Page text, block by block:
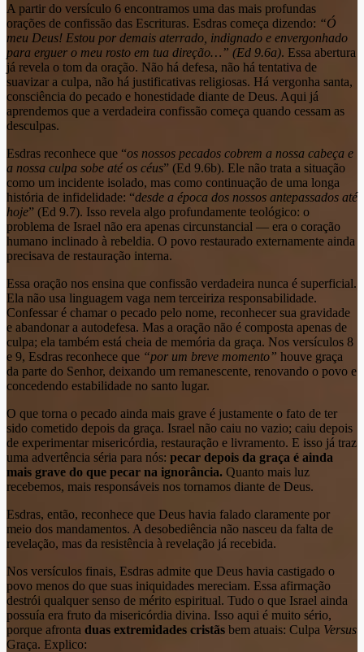
A partir do versículo 6 encontramos uma das mais profundas
orações de confissão das Escrituras. Esdras começa dizendo: “Ó
meu Deus! Estou por demais aterrado, indignado e envergonhado
para erguer o meu rosto em tua direção…” (Ed 9.6a). Essa abertura
já revela o tom da oração. Não há defesa, não há tentativa de
suavizar a culpa, não há justificativas religiosas. Há vergonha santa,
consciência do pecado e honestidade diante de Deus. Aqui já
aprendemos que a verdadeira confissão começa quando cessam as
desculpas.
Esdras reconhece que “os nossos pecados cobrem a nossa cabeça e
a nossa culpa sobe até os céus” (Ed 9.6b). Ele não trata a situação
como um incidente isolado, mas como continuação de uma longa
história de infidelidade: “desde a época dos nossos antepassados até
hoje” (Ed 9.7). Isso revela algo profundamente teológico: o
problema de Israel não era apenas circunstancial — era o coração
humano inclinado à rebeldia. O povo restaurado externamente ainda
precisava de restauração interna.
Essa oração nos ensina que confissão verdadeira nunca é superficial.
Ela não usa linguagem vaga nem terceiriza responsabilidade.
Confessar é chamar o pecado pelo nome, reconhecer sua gravidade
e abandonar a autodefesa. Mas a oração não é composta apenas de
culpa; ela também está cheia de memória da graça. Nos versículos 8
e 9, Esdras reconhece que “por um breve momento” houve graça
da parte do Senhor, deixando um remanescente, renovando o povo e
concedendo estabilidade no santo lugar.
O que torna o pecado ainda mais grave é justamente o fato de ter
sido cometido depois da graça. Israel não caiu no vazio; caiu depois
de experimentar misericórdia, restauração e livramento. E isso já traz
uma advertência séria para nós: pecar depois da graça é ainda
mais grave do que pecar na ignorância. Quanto mais luz
recebemos, mais responsáveis nos tornamos diante de Deus.
Esdras, então, reconhece que Deus havia falado claramente por
meio dos mandamentos. A desobediência não nasceu da falta de
revelação, mas da resistência à revelação já recebida.
Nos versículos finais, Esdras admite que Deus havia castigado o
povo menos do que suas iniquidades mereciam. Essa afirmação
destrói qualquer senso de mérito espiritual. Tudo o que Israel ainda
possuía era fruto da misericórdia divina. Isso aqui é muito sério,
porque afronta duas extremidades cristãs bem atuais: Culpa Versus
Graça. Explico: